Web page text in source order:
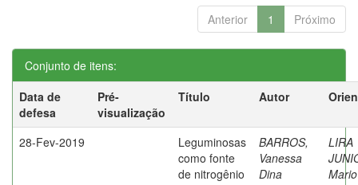
Anterior 1 Próximo
Conjunto de itens:
Data de
defesa
Pré-
visualização
Título Autor
28-Fev-2019
Leguminosas
como fonte
de nitrogênio
BARROS,
Vanessa
Dina
LIRA